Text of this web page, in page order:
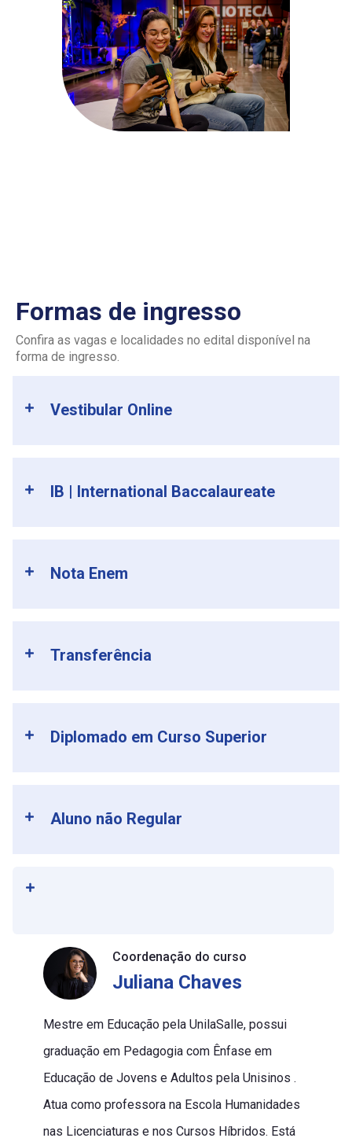
Formas de ingresso
Confira as vagas e localidades no edital disponível na
forma de ingresso.
Vestibular Online
IB | International Baccalaureate
Nota Enem
Transferência
Diplomado em Curso Superior
Aluno não Regular
Coordenação do curso
Juliana Chaves
Mestre em Educação pela UnilaSalle, possui
graduação em Pedagogia com Ênfase em
Educação de Jovens e Adultos pela Unisinos .
Atua como professora na Escola Humanidades
nas Licenciaturas e nos Cursos Híbridos. Está